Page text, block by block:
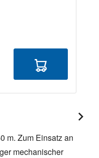
m. Zum Einsatz an
mechanischer